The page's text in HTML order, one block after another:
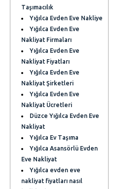
Taşımacılık
Yığılca Evden Eve Nakliye
Yığılca Evden Eve
Nakliyat Firmaları
Yığılca Evden Eve
Nakliyat Fiyatları
Yığılca Evden Eve
Nakliyat Şirketleri
Yığılca Evden Eve
Nakliyat Ücretleri
Düzce Yığılca Evden Eve
Nakliyat
Yığılca Ev Taşıma
Yığılca Asansörlü Evden
Eve Nakliyat
Yığılca evden eve
nakliyat fiyatları nasıl